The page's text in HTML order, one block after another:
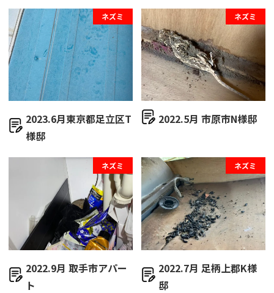
ネズミ
2023.6月東京都足立区T
様邸
ネズミ
2022.5月 市原市N様邸
ネズミ
2022.9月 取手市アパー
ト
ネズミ
2022.7月 足柄上郡K様
邸